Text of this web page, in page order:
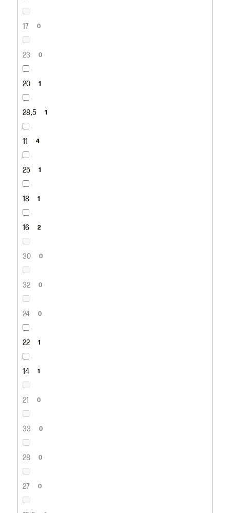
17 0
23 0
20 1
28,5 1
11 4
25 1
18 1
16 2
30 0
32 0
24 0
22 1
14 1
21 0
33 0
28 0
27 0